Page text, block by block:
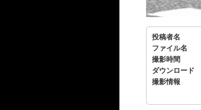
投稿者名
ファイル名
撮影時間
ダウンロード
撮影情報